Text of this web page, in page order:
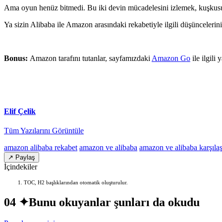
Ama oyun henüz bitmedi. Bu iki devin mücadelesini izlemek,
Ya sizin Alibaba ile Amazon arasındaki rekabetiyle ilgili
Bonus: Amazon tarafını tutanlar, sayfamızdaki Amazon Go ile ilgili
Elif Çelik
Tüm Yazılarını Görüntüle
amazon alibaba rekabet amazon ve alibaba amazon ve alibaba
↗ Paylaş
İçindekiler
TOC, H2 başlıklarından otomatik oluşturulur.
04 ✦Bunu okuyanlar şunları da okudu